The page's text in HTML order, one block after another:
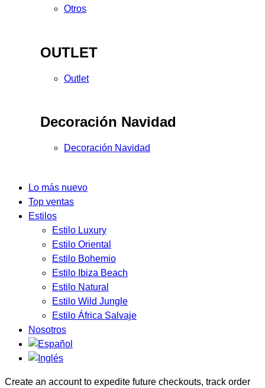
Otros
OUTLET
Outlet
Decoración Navidad
Decoración Navidad
Lo más nuevo
Top ventas
Estilos
Estilo Luxury
Estilo Oriental
Estilo Bohemio
Estilo Ibiza Beach
Estilo Natural
Estilo Wild Jungle
Estilo África Salvaje
Nosotros
Create an account to expedite future checkouts, track order